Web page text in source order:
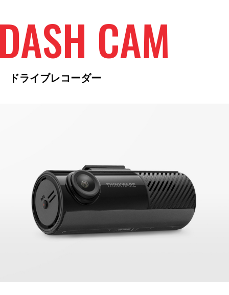
CAM
ドライブレコーダー